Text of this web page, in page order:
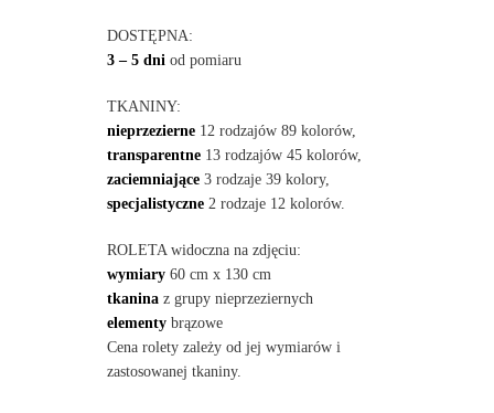
DOSTĘPNA:
3 – 5 dniod pomiaru
TKANINY:
nieprzezierne12 rodzajów 89 kolorów,
transparentne13 rodzajów 45 kolorów,
zaciemniające3 rodzaje 39 kolory,
specjalistyczne2 rodzaje 12 kolorów.
ROLETA widoczna na zdjęciu:
wymiary60 cm x 130 cm
tkaninaz grupy nieprzeziernych
elementybrązowe
Cena rolety zależy od jej wymiarów i
zastosowanej tkaniny.